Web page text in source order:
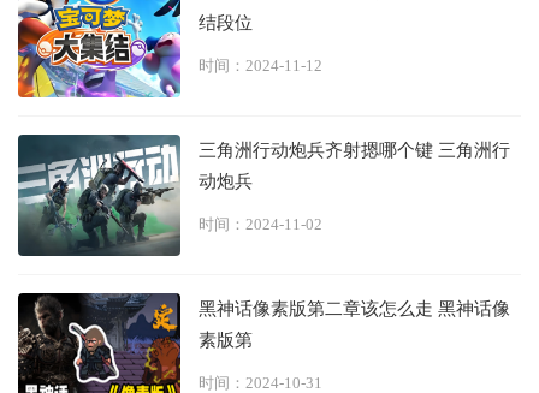
结段位
时间：2024-11-12
三角洲行动炮兵齐射摁哪个键 三角洲行
动炮兵
时间：2024-11-02
黑神话像素版第二章该怎么走 黑神话像
素版第
时间：2024-10-31